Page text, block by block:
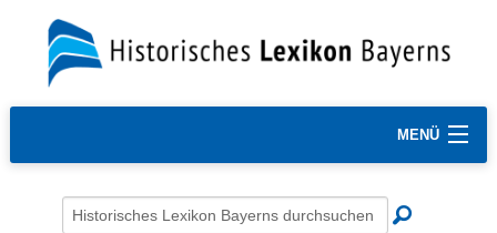
MENÜ